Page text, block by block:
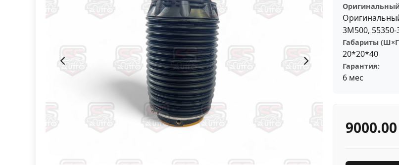
3M500, 55350-
Габариты
20*20*40
Гарантия:
6 мес